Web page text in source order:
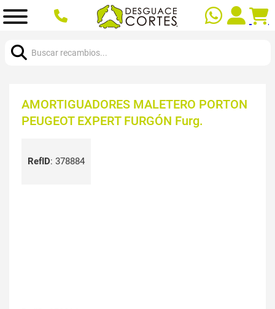
AMORTIGUADORES MALETERO PORTON
PEUGEOT EXPERT FURGÓN Furg.
RefID: 378884